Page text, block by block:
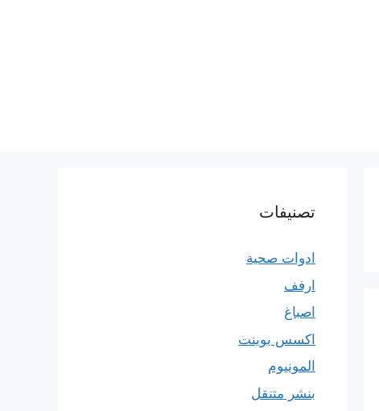
تصنيفات
ادوات صحية
ارفف
اصباغ
اكسس بوينت
المونيوم
بنشر متنقل